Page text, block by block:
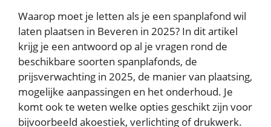
Waarop moet je letten als je een spanplafond wil
laten plaatsen in Beveren in 2025? In dit artikel
krijg je een antwoord op al je vragen rond de
beschikbare soorten spanplafonds, de
prijsverwachting in 2025, de manier van plaatsing,
mogelijke aanpassingen en het onderhoud. Je
komt ook te weten welke opties geschikt zijn voor
bijvoorbeeld akoestiek, verlichting of drukwerk.